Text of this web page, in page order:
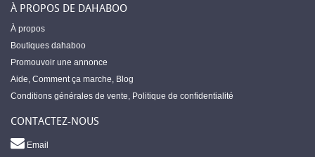
À PROPOS DE DAHABOO
À propos
Boutiques dahaboo
Promouvoir une annonce
Aide, Comment ça marche, Blog
Conditions générales de vente, Politique de confidentialité
CONTACTEZ-NOUS
Email